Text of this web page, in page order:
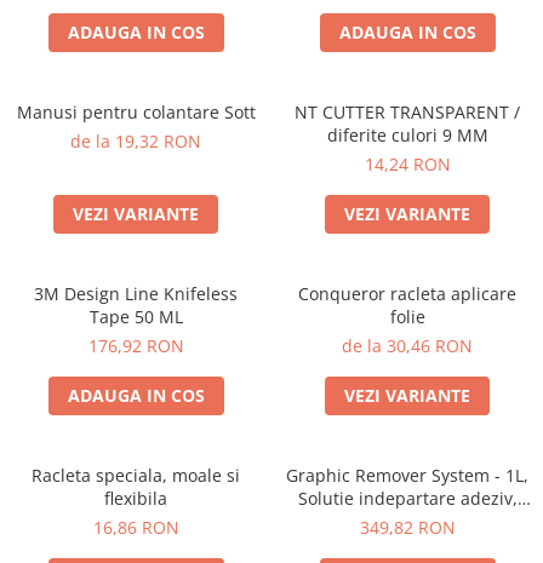
Folie termo transfer
Benzi și covoare anti-alunecare
ADAUGA IN COS ADAUGA IN COS
Manusi pentru colantare Sott
de la 19,32 RON
VEZI VARIANTE
NT CUTTER TRANSPARENT /
diferite culori 9 MM
14,24 RON
VEZI VARIANTE
3M Design Line Knifeless
Tape 50 ML
176,92 RON
ADAUGA IN COS
Conqueror racleta aplicare
folie
de la 30,46 RON
VEZI VARIANTE
Racleta speciala, moale si
flexibila
16,86 RON
Graphic Remover System - 1L,
Solutie indepartare adeziv,
grafice
349,82 RON